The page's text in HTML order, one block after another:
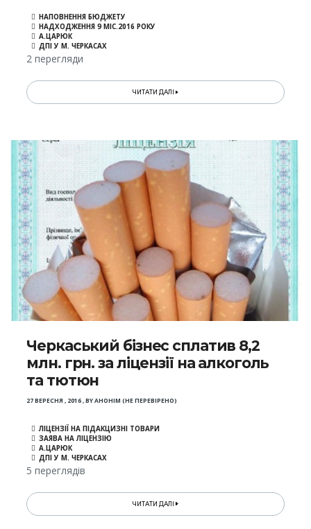
НАПОВНЕННЯ БЮДЖЕТУ
НАДХОДЖЕННЯ 9 МІС.2016 РОКУ
А.ЦАРЮК
ДПІ У М. ЧЕРКАСАХ
2 перегляди
ЧИТАТИ ДАЛІ
Черкаський бізнес сплатив 8,2
млн. грн. за ліцензії на алкоголь
та тютюн
27 ВЕРЕСНЯ , 2016,BYАНОНІМ (НЕ ПЕРЕВІРЕНО)
ЛІЦЕНЗІЇ НА ПІДАКЦИЗНІ ТОВАРИ
ЗАЯВА НА ЛІЦЕНЗІЮ
А.ЦАРЮК
ДПІ У М. ЧЕРКАСАХ
5 переглядів
ЧИТАТИ ДАЛІ